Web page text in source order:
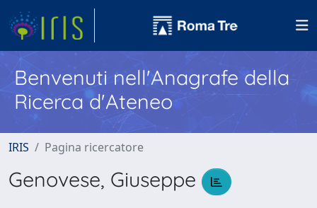
Benvenuti nell'Anagrafe della
Ricerca d'Ateneo
IRIS Pagina ricercatore
Genovese, Giuseppe